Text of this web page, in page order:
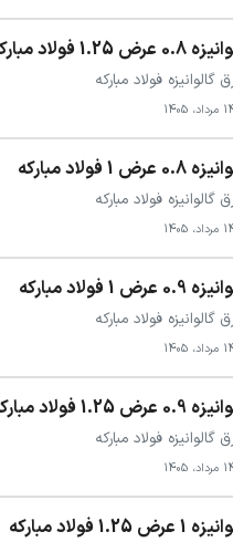
فولاد مبارکه
فولاد مبارکه
فولاد مبارکه
فولاد مبارکه
فولاد مبارکه
فولاد مبارکه
فولاد مبارکه
فولاد مبارکه
فولاد مبارکه